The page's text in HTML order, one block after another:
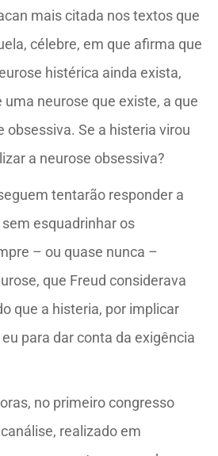
mais citada nos textos que
célebre, em que afirma que
histérica ainda exista,
neurose que existe, a que
obsessiva. Se a histeria virou
a neurose obsessiva?
tentarão responder a
esquadrinhar os
– ou quase nunca –
que Freud considerava
que a histeria, por implicar
para dar conta da exigência
no primeiro congresso
realizado em